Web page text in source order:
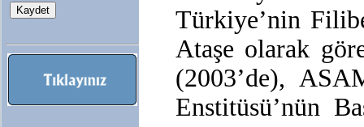
Türkiye’nin
Ataşe olarak
(2003’de),
Enstitüsü’nün